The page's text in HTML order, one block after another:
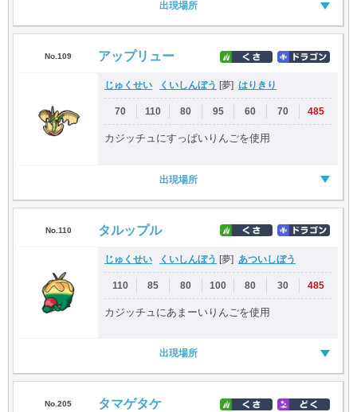
出現場所
No.109 アップリュー
じゅくせい くいしんぼう [夢] はりきり
70 110 80 95 60 70 485
カジッチュにすっぱいりんごを使用
出現場所
No.110 タルップル
じゅくせい くいしんぼう [夢] あついしぼう
110 85 80 100 80 30 485
カジッチュにあまーいりんごを使用
出現場所
No.205 タマゲタケ